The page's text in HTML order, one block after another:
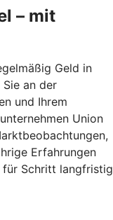
– mit
Geld in
an der
und Ihrem
Union
Erfahrungen
für Schritt langfristig